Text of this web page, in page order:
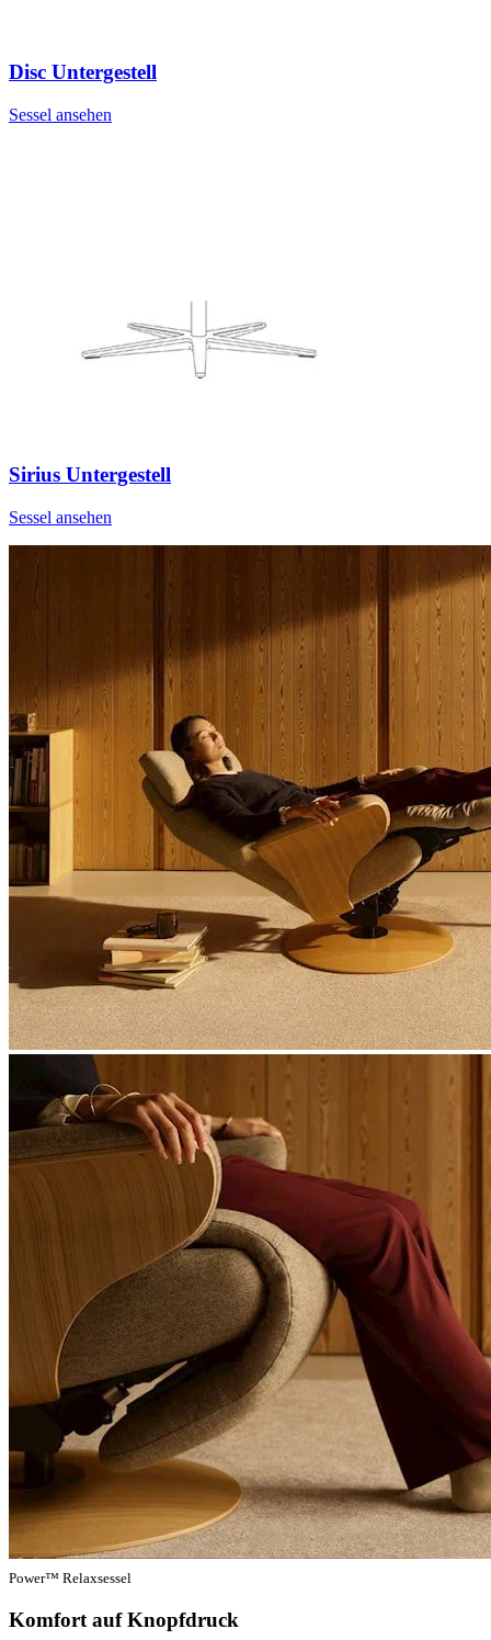
Disc Untergestell
Sessel ansehen
Sirius Untergestell
Sessel ansehen
Power™ Relaxsessel
Komfort auf Knopfdruck